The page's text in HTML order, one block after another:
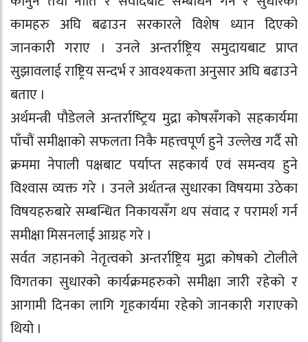
कामहरु अघि बढाउन सरकारले विशेष ध्यान दिएको
जानकारी गराए । उनले अन्तर्राष्ट्रिय समुदायबाट प्राप्त
सुझावलाई राष्ट्रिय सन्दर्भ र आवश्यकता अनुसार अघि बढाउने
बताए ।
अर्थमन्त्री पौडेलले अन्तर्राष्‍ट्रिय मुद्रा कोषसँगको सहकार्यमा
पाँचौं समीक्षाको सफलता निकै महत्त्वपूर्ण हुने उल्लेख गर्दै सो
क्रममा नेपाली पक्षबाट पर्याप्‍त सहकार्य एवं समन्वय हुने
विश्‍वास व्यक्त गरे । उनले अर्थतन्त्र सुधारका विषयमा उठेका
विषयहरुबारे सम्बन्धित निकायसँग थप संवाद र परामर्श गर्न
समीक्षा मिसनलाई आग्रह गरे ।
सर्वत जहानको नेतृत्वको अन्तर्राष्ट्रिय मुद्रा कोषको टोलीले
विगतका सुधारको कार्यक्रमहरुको समीक्षा जारी रहेको र
आगामी दिनका लागि गृहकार्यमा रहेको जानकारी गराएको
थियो ।